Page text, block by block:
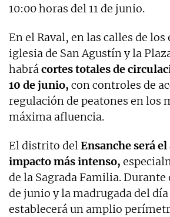
10:00 horas del 11 de junio.
En el Raval, en las calles de
iglesia de San Agustín y la
habrácortes totales de
10 de junio, con controles de
regulación de peatones en los
máxima afluencia.
El distrito delEnsanche será
impacto más intenso,
de la Sagrada Familia. Durante
de junio y la madrugada del día
establecerá un amplio